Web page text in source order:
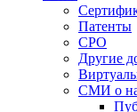
Патенты
СРО
Другие
СМИ о